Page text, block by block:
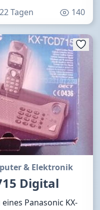
Tagen 140
& Elektronik
Digital
Panasonic KX-